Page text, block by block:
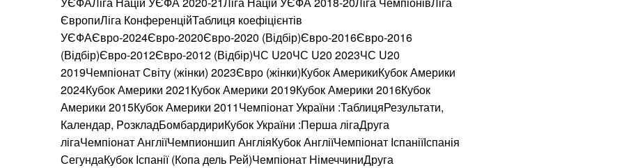
ЄвропиЛіга КонференційТаблиця коефіцієнтів
УЄФАЄвро-2024Євро-2020Євро-2020 (Відбір)Євро-2016Євро-2016
(Відбір)Євро-2012Євро-2012 (Відбір)ЧС U20ЧС U20 2023ЧС U20
2019Чемпіонат Світу (жінки) 2023Євро (жінки)Кубок АмерикиКубок Америки
2024Кубок Америки 2021Кубок Америки 2019Кубок Америки 2016Кубок
Америки 2015Кубок Америки 2011Чемпіонат України :ТаблицяРезультати,
Календар, PoзкладБомбардириКубок України :Перша лігаДруга
лігаЧемпіонат АнгліїЧемпионшип АнгліяКубок АнгліїЧемпіонат ІспаніїІспанія
СегундаКубок Іспанії (Копа дель Рей)Чемпіонат НімеччиниДруга